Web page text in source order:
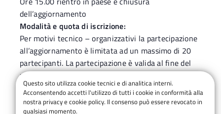
dell’aggiornamento
Modalità e quota di iscrizione:
Per motivi tecnico – organizzativi la partecipazione
all’aggiornamento è limitata ad un massimo di 20
partecipanti. La partecipazione è valida al fine del
mantenimento della qualifica, come da regolamento
Le iscrizioni vanno indirizzate all’indirizzoemail
luca.corradin68@gmail.comentro e non oltre il 18
Questo sito utilizza cookie tecnici e di analitica interni.
Acconsentendo accetti l'utilizzo di tutti i cookie in conformità alla
nostra privacy e cookie policy. Il consenso può essere revocato in
qualsiasi momento.